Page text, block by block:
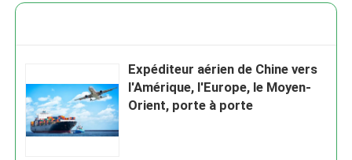
Expéditeur aérien de Chine vers
l'Amérique, l'Europe, le Moyen-
Orient, porte à porte